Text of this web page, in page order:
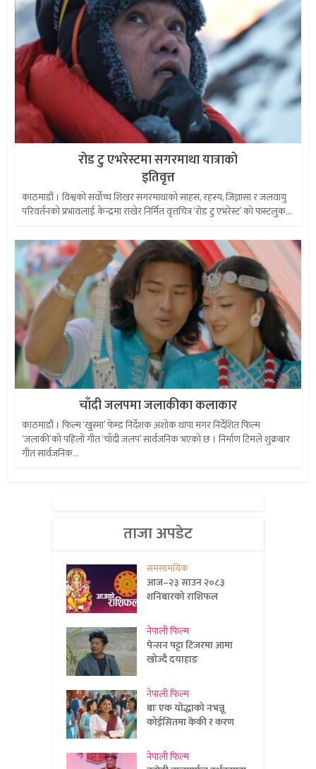
रोड टु एभरेस्टमा सगरमाथा यात्राको
इतिवृत्त
काठमाडौं । विश्वको सर्वोच्च शिखर सगरमाथाको साहस, रहस्य, जिज्ञासा र जलवायु
परिवर्तनको प्रभावलाई केन्द्रमा राखेर निर्मित वृत्तचित्र ‘रोड टु एभरेस्ट’ को फस्टलुक...
चाँदी जलपमा जलाकीका कलाकार
काठमाडौं । फिल्म ‘खुस्मा’ फेम्ड निर्देशक अशोक थापा मगर निर्देशित फिल्म
‘जलाकी’को पहिलो गीत ‘चाँदी जलप’ सार्वजनिक भएको छ । निर्माण टिमले शुक्रबार
गीत सार्वजनिक...
ताजा अपडेट
समसामयिक
आज–२३ साउन २०८३
शनिबारको राशिफल
नेपाली फिल्म
पेन्सन पट्टा टिजरमा आमा
खोज्दै दयाहाङ
नेपाली फिल्म
बाः एक योद्धाको नभन्नू
कोईसितमा केकी र करण
नेपाली फिल्म